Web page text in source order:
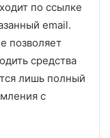
по ссылке
email.
позволяет
средства
лишь полный
с